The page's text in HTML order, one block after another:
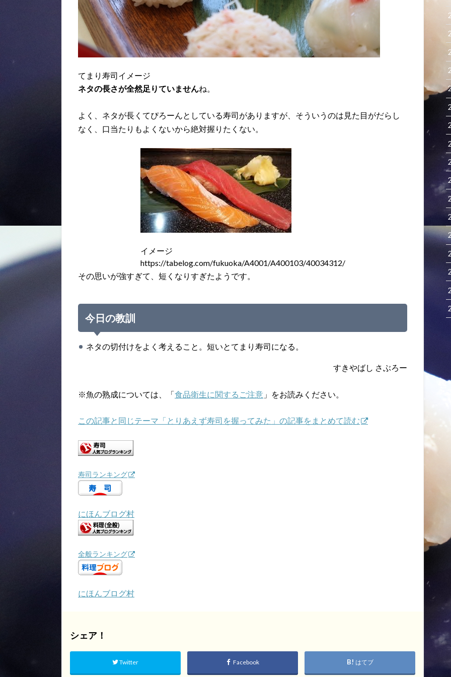
てまり寿司イメージ
ネタの長さが全然足りていませんね。
よく、ネタが長くてぴろーんとしている寿司がありますが、そういうのは見た目がだらし
なく、口当たりもよくないから絶対握りたくない。
イメージ
https://tabelog.com/fukuoka/A4001/A400103/40034312/
その思いが強すぎて、短くなりすぎたようです。
今日の教訓
ネタの切付けをよく考えること。短いとてまり寿司になる。
すきやばし さぶろー
※魚の熟成については、「食品衛生に関するご注意 」をお読みください。
この記事と同じテーマ「とりあえず寿司を握ってみた」の記事をまとめて読む
寿司ランキング
にほんブログ村
全般ランキング
にほんブログ村
シェア！
Twitter Facebook はてブ